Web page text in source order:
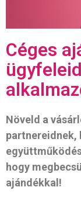
Céges
Növeld a
partnereidnek,
hogy
ajándékkal!